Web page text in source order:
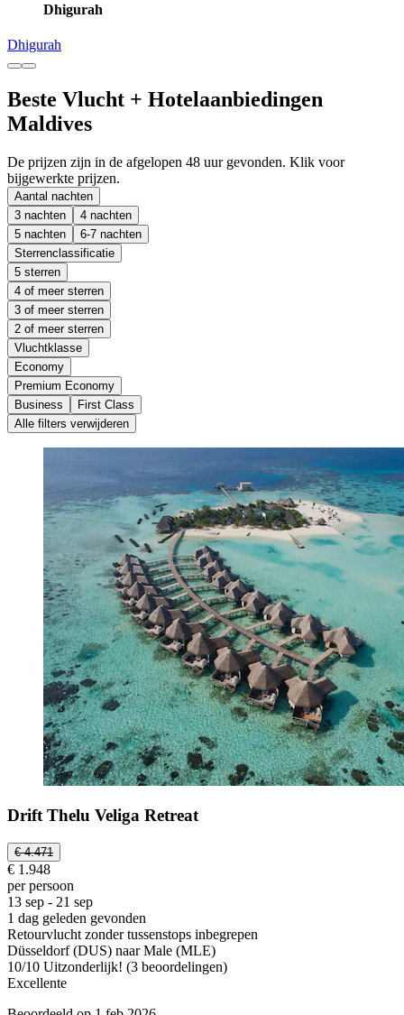
Dhigurah
Dhigurah
Beste Vlucht + Hotelaanbiedingen
Maldives
De prijzen zijn in de afgelopen 48 uur gevonden. Klik voor
bijgewerkte prijzen.
Aantal nachten
3 nachten
4 nachten
5 nachten
6-7 nachten
Sterrenclassificatie
5 sterren
4 of meer sterren
3 of meer sterren
2 of meer sterren
Vluchtklasse
Economy
Premium Economy
Business
First Class
Alle filters verwijderen
Drift Thelu Veliga Retreat
€ 4.471
€ 1.948
per persoon
13 sep - 21 sep
1 dag geleden gevonden
Retourvlucht zonder tussenstops inbegrepen
Düsseldorf (DUS) naar Male (MLE)
10/10 Uitzonderlijk! (3 beoordelingen)
Excellente